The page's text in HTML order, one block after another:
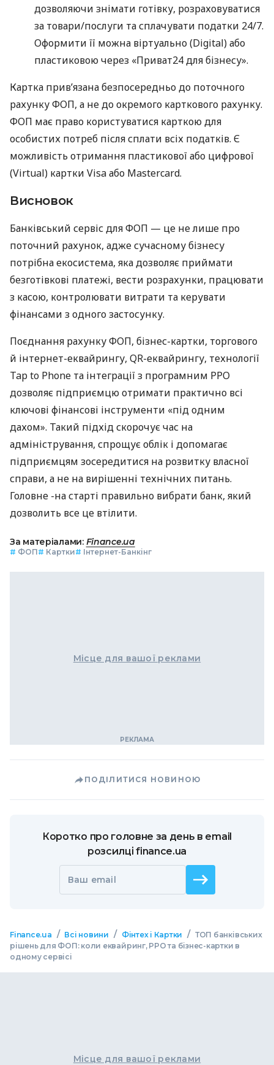
дозволяючи знімати готівку, розраховуватися
за товари/послуги та сплачувати податки 24/7.
Оформити її можна віртуально (Digital) або
пластиковою через «Приват24 для бізнесу».
Картка прив’язана безпосередньо до поточного
рахунку ФОП, а не до окремого карткового рахунку.
ФОП має право користуватися карткою для
особистих потреб після сплати всіх податків. Є
можливість отримання пластикової або цифрової
(Virtual) картки Visa або Mastercard.
Висновок
Банківський сервіс для ФОП — це не лише про
поточний рахунок, адже сучасному бізнесу
потрібна екосистема, яка дозволяє приймати
безготівкові платежі, вести розрахунки, працювати
з касою, контролювати витрати та керувати
фінансами з одного застосунку.
Поєднання рахунку ФОП, бізнес-картки, торгового
й інтернет-еквайрингу, QR-еквайрингу, технології
Tap to Phone та інтеграції з програмним РРО
дозволяє підприємцю отримати практично всі
ключові фінансові інструменти «під одним
дахом». Такий підхід скорочує час на
адміністрування, спрощує облік і допомагає
підприємцям зосередитися на розвитку власної
справи, а не на вирішенні технічних питань.
Головне -на старті правильно вибрати банк, який
дозволить все це втілити.
За матеріалами: Finance.ua
# ФОП# Картки# Інтернет-Банкінг
Місце для вашої реклами
ПОДІЛИТИСЯ НОВИНОЮ
Коротко про головне за день в email
розсилці finance.ua
Ваш email
Finance.ua / Всі новини / Фінтех і Картки / ТОП банківських
рішень для ФОП: коли еквайринг, РРО та бізнес-картки в
одному сервісі
Місце для вашої реклами